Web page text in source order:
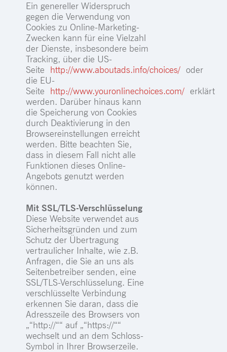
Ein genereller Widerspruch
gegen die Verwendung von
Cookies zu Online-Marketing-
Zwecken kann für eine Vielzahl
der Dienste, insbesondere beim
Tracking, über die US-
Seite http://www.aboutads.info/choices/ oder
die EU-
Seite http://www.youronlinechoices.com/ erklärt
werden. Darüber hinaus kann
die Speicherung von Cookies
durch Deaktivierung in den
Browsereinstellungen erreicht
werden. Bitte beachten Sie,
dass in diesem Fall nicht alle
Funktionen dieses Online-
Angebots genutzt werden
können.
Mit SSL/TLS-Verschlüsselung
Diese Website verwendet aus
Sicherheitsgründen und zum
Schutz der Übertragung
vertraulicher Inhalte, wie z.B.
Anfragen, die Sie an uns als
Seitenbetreiber senden, eine
SSL/TLS-Verschlüsselung. Eine
verschlüsselte Verbindung
erkennen Sie daran, dass die
Adresszeile des Browsers von
„“http://““ auf „“https://““
wechselt und an dem Schloss-
Symbol in Ihrer Browserzeile.